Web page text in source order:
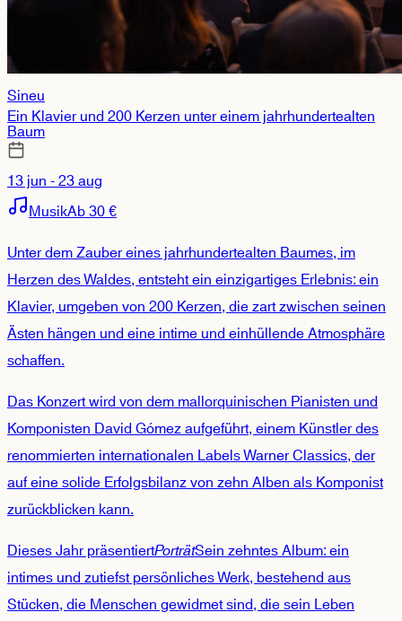
Sineu
Ein Klavier und 200 Kerzen unter einem jahrhundertealten
Baum
13 jun - 23 aug
MusikAb 30 €
Unter dem Zauber eines jahrhundertealten Baumes, im
Herzen des Waldes, entsteht ein einzigartiges Erlebnis: ein
Klavier, umgeben von 200 Kerzen, die zart zwischen seinen
Ästen hängen und eine intime und einhüllende Atmosphäre
schaffen.
Das Konzert wird von dem mallorquinischen Pianisten und
Komponisten David Gómez aufgeführt, einem Künstler des
renommierten internationalen Labels Warner Classics, der
auf eine solide Erfolgsbilanz von zehn Alben als Komponist
zurückblicken kann.
Dieses Jahr präsentiertPorträtSein zehntes Album: ein
intimes und zutiefst persönliches Werk, bestehend aus
Stücken, die Menschen gewidmet sind, die sein Leben